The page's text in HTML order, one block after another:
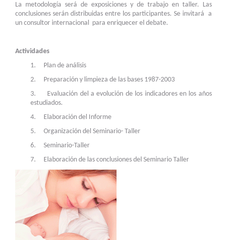
La metodología será de exposiciones y de trabajo en taller. Las
conclusiones serán distribuidas entre los participantes. Se invitará a
un consultor internacional para enriquecer el debate.
Actividades
1. Plan de análisis
2. Preparación y limpieza de las bases 1987-2003
3. Evaluación del a evolución de los indicadores en los años
estudiados.
4. Elaboración del Informe
5. Organización del Seminario- Taller
6. Seminario-Taller
7. Elaboración de las conclusiones del Seminario Taller